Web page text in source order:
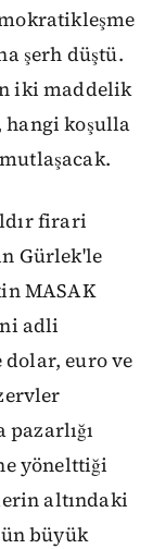
şerh düştü.
iki maddelik
hangi koşulla
firari
Gürlek'le
MASAK
adli
euro ve
yönelttiği
altındaki
büyük